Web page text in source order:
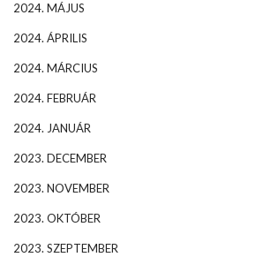
2024. MÁJUS
2024. ÁPRILIS
2024. MÁRCIUS
2024. FEBRUÁR
2024. JANUÁR
2023. DECEMBER
2023. NOVEMBER
2023. OKTÓBER
2023. SZEPTEMBER